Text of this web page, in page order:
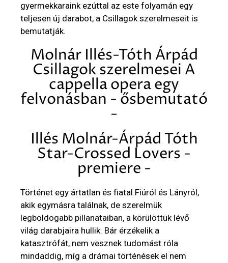
gyermekkaraink ezúttal az este folyamán egy
teljesen új darabot, a Csillagok szerelmeseit is
bemutatják.
Molnár Illés-Tóth Árpád
Csillagok szerelmesei A
cappella opera egy
felvonásban - ősbemutató
-
Illés Molnár-Árpád Tóth
Star-Crossed Lovers -
premiere -
Történet egy ártatlan és fiatal Fiúról és Lányról,
akik egymásra találnak, de szerelmük
legboldogabb pillanataiban, a körülöttük lévő
világ darabjaira hullik. Bár érzékelik a
katasztrófát, nem vesznek tudomást róla
mindaddig, míg a drámai történések el nem